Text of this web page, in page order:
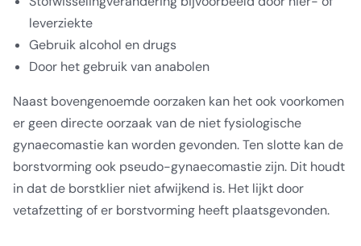
leverziekte
Gebruik alcohol en drugs
Door het gebruik van anabolen
Naast bovengenoemde oorzaken kan het ook voorkomen
er geen directe oorzaak van de niet fysiologische
gynaecomastie kan worden gevonden. Ten slotte kan de
borstvorming ook pseudo-gynaecomastie zijn. Dit houdt
in dat de borstklier niet afwijkend is. Het lijkt door
vetafzetting of er borstvorming heeft plaatsgevonden.